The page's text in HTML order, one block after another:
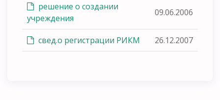
решение о создании
учреждения
09.06.2006
свед.о регистрации РИКМ 26.12.2007